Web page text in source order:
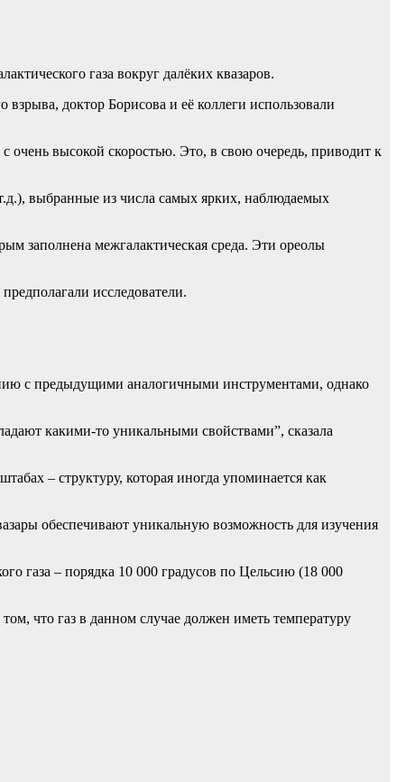
газа вокруг далёких квазаров.
доктор Борисова и её коллеги использовали
высокой скоростью. Это, в свою очередь, приводит к
выбранные из числа самых ярких, наблюдаемых
заполнена межгалактическая среда. Эти ореолы
исследователи.
с предыдущими аналогичными инструментами, однако
какими-то уникальными свойствами”, сказала
– структуру, которая иногда упоминается как
обеспечивают уникальную возможность для изучения
газа – порядка 10 000 градусов по Цельсию (18 000
что газ в данном случае должен иметь температуру